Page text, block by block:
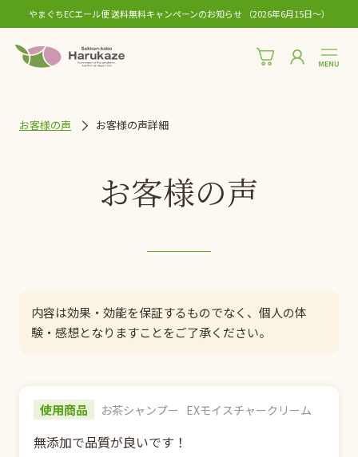
やまぐちECエール便 送料無料キャンペーンのお知らせ （2026年6月15日〜）
お客様の声 お客様の声詳細
お客様の声
内容は効果・効能を保証するものでなく、個人の体
験・感想となりますことをご了承ください。
使用商品 お茶シャンプー EXモイスチャークリーム
無添加で品質が良いです！